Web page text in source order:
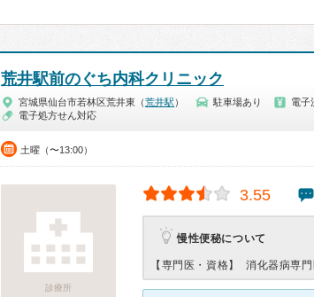
荒井駅前のぐち内科クリニック
宮城県仙台市若林区荒井東（荒井駅 ） 駐車場あり 電子
電子処方せん対応
土曜（〜13:00）
診療所
3.55
慢性便秘について
【専門医・資格】 消化器病専